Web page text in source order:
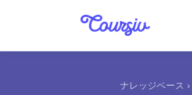
ナレッジベース ›